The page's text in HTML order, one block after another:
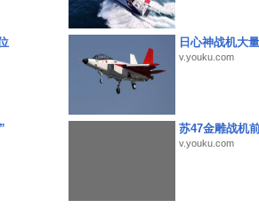
日心神战机大
v.youku.com
苏47金雕战机
v.youku.com